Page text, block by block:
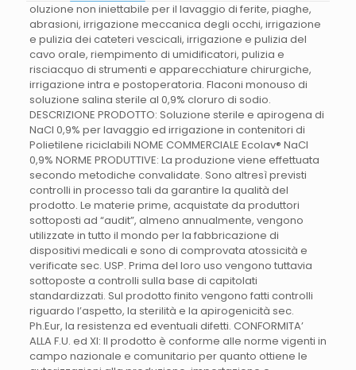
oluzione non iniettabile per il lavaggio di ferite, piaghe,
abrasioni, irrigazione meccanica degli occhi, irrigazione
e pulizia dei cateteri vescicali, irrigazione e pulizia del
cavo orale, riempimento di umidificatori, pulizia e
risciacquo di strumenti e apparecchiature chirurgiche,
irrigazione intra e postoperatoria. Flaconi monouso di
soluzione salina sterile al 0,9% cloruro di sodio.
DESCRIZIONE PRODOTTO: Soluzione sterile e apirogena di
NaCl 0,9% per lavaggio ed irrigazione in contenitori di
Polietilene riciclabili NOME COMMERCIALE Ecolav® NaCl
0,9% NORME PRODUTTIVE: La produzione viene effettuata
secondo metodiche convalidate. Sono altresì previsti
controlli in processo tali da garantire la qualità del
prodotto. Le materie prime, acquistate da produttori
sottoposti ad “audit”, almeno annualmente, vengono
utilizzate in tutto il mondo per la fabbricazione di
dispositivi medicali e sono di comprovata atossicità e
verificate sec. USP. Prima del loro uso vengono tuttavia
sottoposte a controlli sulla base di capitolati
standardizzati. Sul prodotto finito vengono fatti controlli
riguardo l’aspetto, la sterilità e la apirogenicità sec.
Ph.Eur, la resistenza ed eventuali difetti. CONFORMITA’
ALLA F.U. ed XI: Il prodotto è conforme alle norme vigenti in
campo nazionale e comunitario per quanto ottiene le